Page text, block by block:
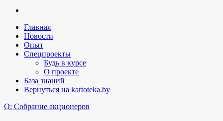
Главная
Новости
Опыт
Спецпроекты
Будь в курсе
О проекте
База знаний
Вернуться на kartoteka.by
O: Собрание акционеров